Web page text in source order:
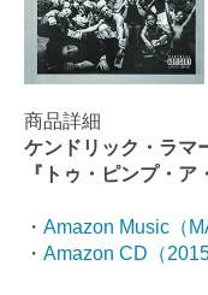
商品詳細
ケンドリック・ラマ
『トゥ・ピンプ・ア
・ Amazon Music（
・ Amazon CD（